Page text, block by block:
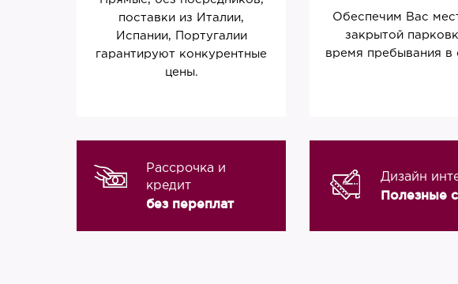
поставки из Италии,
Испании, Португалии
гарантируют конкурентные
цены.
Обеспечим Вас
закрытой
время пребывания в
Рассрочка и
кредит
без переплат
Дизайн
Полезные